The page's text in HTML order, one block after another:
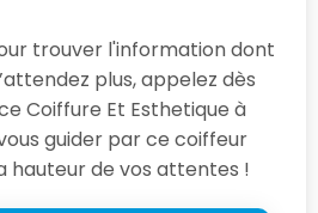
trouver l'information dont
plus, appelez dès
Coiffure Et Esthetique à
guider par ce coiffeur
hauteur de vos attentes !